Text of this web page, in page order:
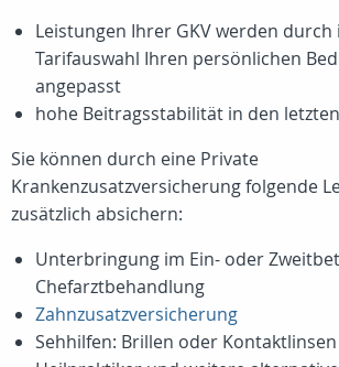
Leistungen Ihrer GKV werden
Tarifauswahl Ihren persönlichen
angepasst
hohe Beitragsstabilität in den
Sie können durch eine Private
Krankenzusatzversicherung folgende
zusätzlich absichern:
Unterbringung im Ein- oder
Chefarztbehandlung
Zahnzusatzversicherung
Sehhilfen: Brillen oder Kontaktlinsen